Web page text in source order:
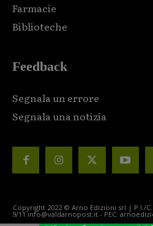
Farmacie
Biblioteche
Feedback
Segnala un errore
Segnala una notizia
Copyright 2022 © Arno Edizioni srl | P.I./
9/11 info@valdarnopost.it - PEC: